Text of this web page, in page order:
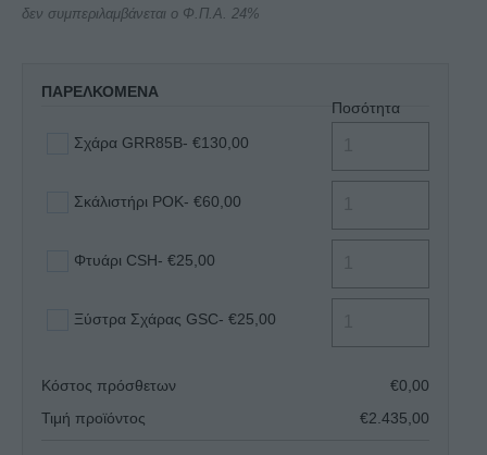
δεν συμπεριλαμβάνεται ο Φ.Π.Α. 24%
ΠΑΡΕΛΚΟΜΕΝΑ
Σχάρα GRR85B- €130,00
Ποσότητα
Σκάλιστήρι POK- €60,00
Φτυάρι CSH- €25,00
Ξύστρα Σχάρας GSC- €25,00
Κόστος πρόσθετων €0,00
Τιμή προϊόντος
€2.435,00